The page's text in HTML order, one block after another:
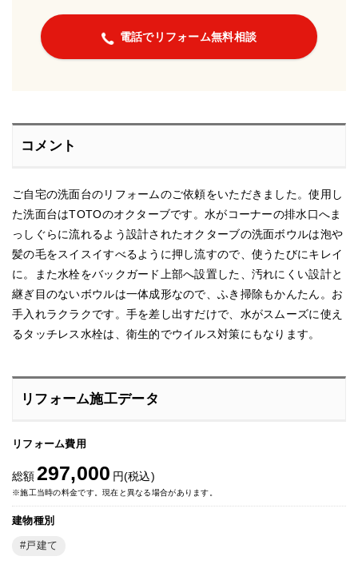
電話でリフォーム無料相談
コメント
ご自宅の洗面台のリフォームのご依頼をいただきました。使用し
た洗面台はTOTOのオクターブです。水がコーナーの排水口へま
っしぐらに流れるよう設計されたオクターブの洗面ボウルは泡や
髪の毛をスイスイすべるように押し流すので、使うたびにキレイ
に。また水栓をバックガード上部へ設置した、汚れにくい設計と
継ぎ目のないボウルは一体成形なので、ふき掃除もかんたん。お
手入れラクラクです。手を差し出すだけで、水がスムーズに使え
るタッチレス水栓は、衛生的でウイルス対策にもなります。
リフォーム施工データ
リフォーム費用
総額297,000 円(税込)
※施工当時の料金です。現在と異なる場合があります。
建物種別
戸建て